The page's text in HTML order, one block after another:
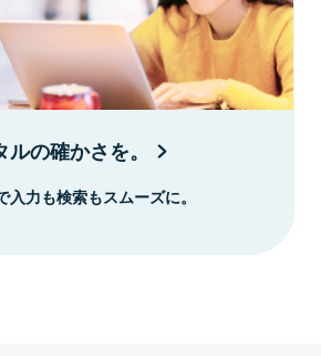
の確かさを。
力も検索もスムーズに。